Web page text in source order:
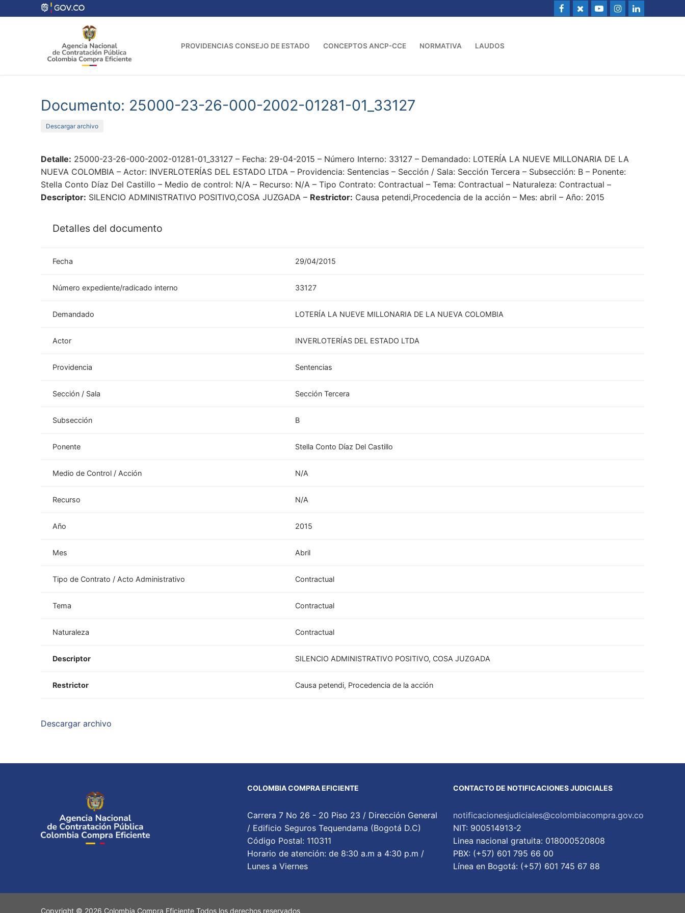
al
PROVIDENCIAS CONSEJO DE ESTADO CONCEPTOS ANCP-CCE NORMATIVA LAUDOS
Documento: 25000-23-26-000-2002-01281-01_33127
Descargar archivo
Detalle: 25000-23-26-000-2002-01281-01_33127 – Fecha: 29-04-2015 – Número Interno: 33127 – Demandado: LOTERÍA LA NUEVE MILLONARIA DE LA
NUEVA COLOMBIA – Actor: INVERLOTERÍAS DEL ESTADO LTDA – Providencia: Sentencias – Sección / Sala: Sección Tercera – Subsección: B – Ponente:
Stella Conto Díaz Del Castillo – Medio de control: N/A – Recurso: N/A – Tipo Contrato: Contractual – Tema: Contractual – Naturaleza: Contractual –
Descriptor: SILENCIO ADMINISTRATIVO POSITIVO,COSA JUZGADA – Restrictor: Causa petendi,Procedencia de la acción – Mes: abril – Año: 2015
Detalles del documento
Fecha 29/04/2015
Número expediente/radicado interno 33127
Demandado LOTERÍA LA NUEVE MILLONARIA DE LA NUEVA COLOMBIA
Actor INVERLOTERÍAS DEL ESTADO LTDA
Providencia Sentencias
Sección / Sala Sección Tercera
Subsección B
Ponente Stella Conto Díaz Del Castillo
Medio de Control / Acción N/A
Recurso N/A
Año 2015
Mes Abril
Tipo de Contrato / Acto Administrativo Contractual
Tema Contractual
Naturaleza Contractual
Descriptor SILENCIO ADMINISTRATIVO POSITIVO, COSA JUZGADA
Restrictor Causa petendi, Procedencia de la acción
Descargar archivo
COLOMBIA COMPRA EFICIENTE
Carrera 7 No 26 - 20 Piso 23 / Dirección General
/ Edificio Seguros Tequendama (Bogotá D.C)
Código Postal: 110311
Horario de atención: de 8:30 a.m a 4:30 p.m /
Lunes a Viernes
CONTACTO DE NOTIFICACIONES JUDICIALES
notificacionesjudiciales@colombiacompra.gov.co
NIT: 900514913-2
Linea nacional gratuita: 018000520808
PBX: (+57) 601 795 66 00
Lí­nea en Bogotá: (+57) 601 745 67 88
Copyright © 2026 Colombia Compra Eficiente Todos los derechos reservados